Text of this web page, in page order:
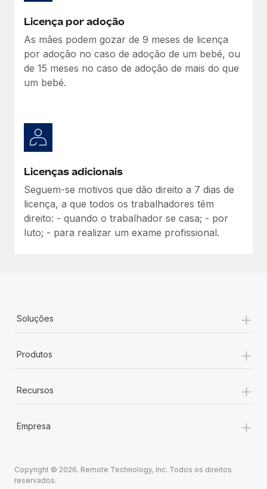
Licença por adoção
As mães podem gozar de 9 meses de licença
por adoção no caso de adoção de um bebé, ou
de 15 meses no caso de adoção de mais do que
um bebé.
Licenças adicionais
Seguem-se motivos que dão direito a 7 dias de
licença, a que todos os trabalhadores têm
direito: - quando o trabalhador se casa; - por
luto; - para realizar um exame profissional.
Soluções +
Produtos +
Recursos +
Empresa +
Copyright © 2026. Remote Technology, Inc. Todos os direitos
reservados.